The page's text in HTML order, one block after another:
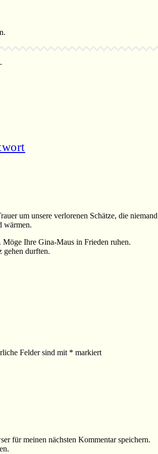
um unsere verlorenen Schätze, die
wärmen.
Ihre Gina-Maus in Frieden ruhen.
gehen durften.
Felder sind mit * markiert
für meinen nächsten Kommentar speichern.